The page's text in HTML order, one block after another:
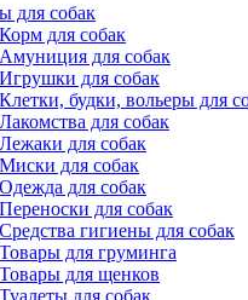
для собак
Корм для собак
Амуниция для собак
Игрушки для собак
Клетки, будки, вольеры для
Лакомства для собак
Лежаки для собак
Миски для собак
Одежда для собак
Переноски для собак
Средства гигиены для собак
Товары для груминга
Товары для щенков
Туалеты для собак